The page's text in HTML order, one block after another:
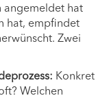
angemeldet hat
hat, empfindet
Zwei
Konkret
Welchen